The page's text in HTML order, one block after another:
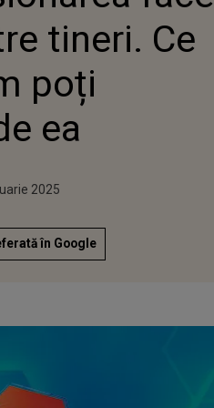
POȚI BENEFICIA DE EA
tineri. Ce
poți
ea
2025
2025
în Google